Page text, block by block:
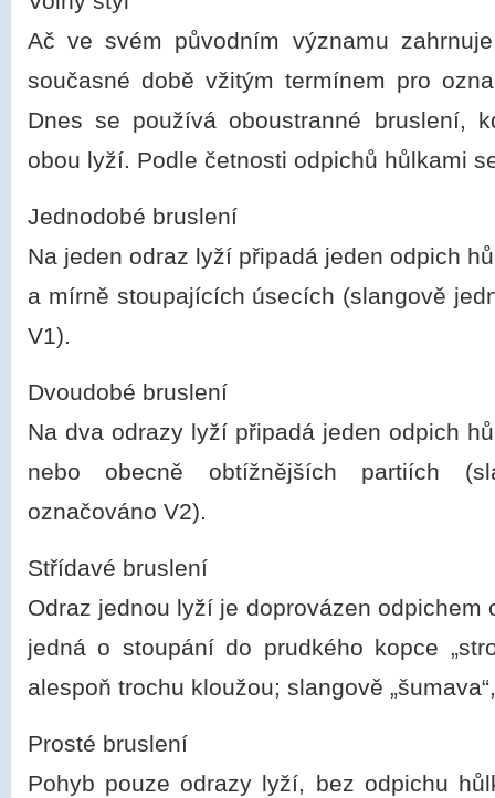
Ač ve svém původním významu
současné době vžitým termínem pro
Dnes se používá oboustranné bruslení,
obou lyží. Podle četnosti odpichů hůlkami
Jednodobé bruslení
Na jeden odraz lyží připadá jeden odpich
a mírně stoupajících úsecích (slangově
V1).
Dvoudobé bruslení
Na dva odrazy lyží připadá jeden odpich
nebo obecně obtížnějších partiích
označováno V2).
Střídavé bruslení
Odraz jednou lyží je doprovázen odpichem
jedná o stoupání do prudkého kopce
alespoň trochu kloužou; slangově
Prosté bruslení
Pohyb pouze odrazy lyží, bez odpichu